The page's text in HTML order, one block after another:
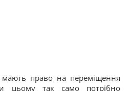
право на переміщення
цьому так само потрібно